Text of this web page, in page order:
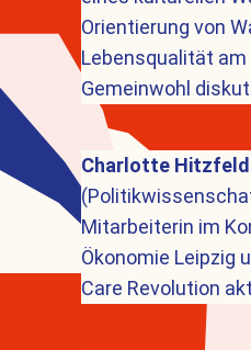
Orientierung von
Lebensqualität am
Gemeinwohl
Charlotte
Mitarbeiterin im
Ökonomie Leipzig
Care Revolution